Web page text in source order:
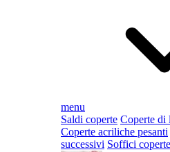
menu
Saldi coperte Coperte di
Coperte acriliche pesanti
successivi Soffici coperte